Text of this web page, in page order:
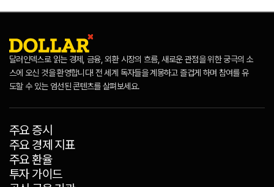
달러인덱스로 읽는 경제, 금융, 외환 시장의 흐름, 새로운 관점을 위한 궁극의 소
스에 오신 것을 환영합니다! 전 세계 독자들을 계몽하고 즐겁게 하며 참여를 유
도할 수 있는 엄선된 콘텐츠를 살펴보세요.
주요 증시
주요 경제 지표
주요 환율
투자 가이드